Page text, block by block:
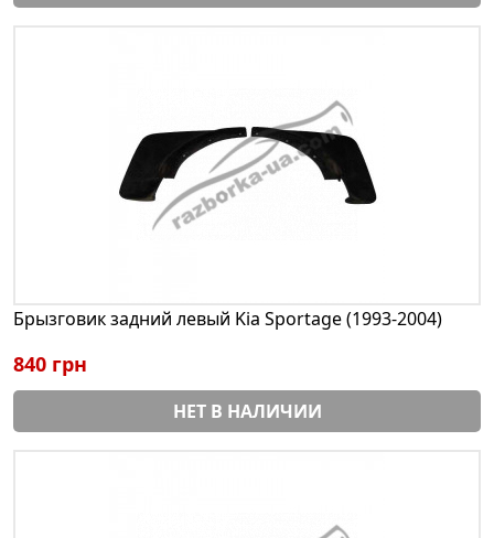
Брызговик задний левый Kia Sportage (1993-2004)
840 грн
НЕТ В НАЛИЧИИ